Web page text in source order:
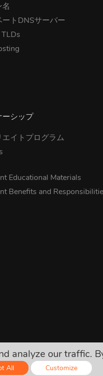
名
ートDNSサーバー
シップ
エイトプログラム
Educational Materials
Benefits and
隠された料金などは一切
analyze our traffic.
All Customize